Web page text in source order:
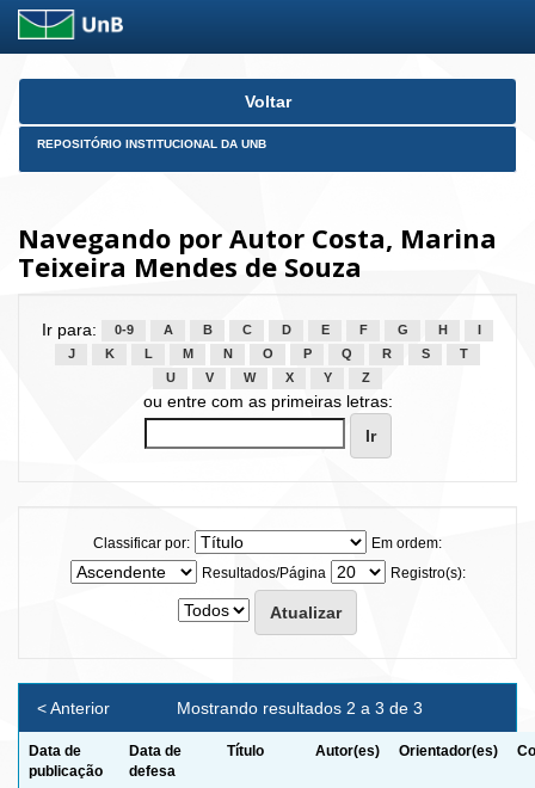
Skip
Voltar
REPOSITÓRIO INSTITUCIONAL DA UNB
Navegando por Autor Costa, Marina
Teixeira Mendes de Souza
Ir para: 0-9 A B C D E F G H
J
K L M N O P Q R S
T
U
V W X Y Z
ou entre com as primeiras letras:
Classificar por:
Em ordem:
Resultados/Página
Registro(s):
Mostrando resultados 2 a 3 de 3
< Anterior
Data de
publicação
Data de
defesa
Título Autor(es) Orientador(es)